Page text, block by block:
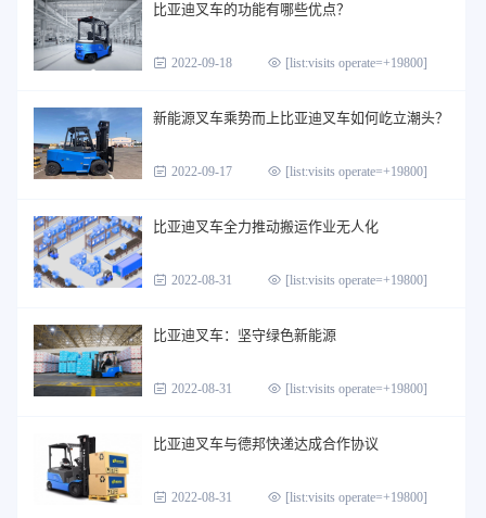
比亚迪叉车的功能有哪些优点？
2022-09-18 [list:visits operate=+19800]
新能源叉车乘势而上比亚迪叉车如何屹立潮头？
2022-09-17 [list:visits operate=+19800]
比亚迪叉车全力推动搬运作业无人化
2022-08-31 [list:visits operate=+19800]
比亚迪叉车：坚守绿色新能源
2022-08-31 [list:visits operate=+19800]
比亚迪叉车与德邦快递达成合作协议
2022-08-31 [list:visits operate=+19800]